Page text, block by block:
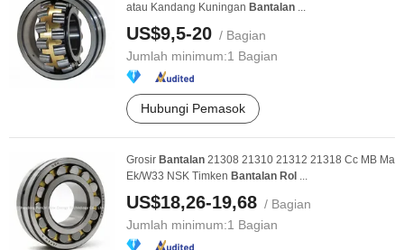
atau Kandang Kuningan Bantalan ...
US$9,5-20 / Bagian
Jumlah minimum:1 Bagian
Hubungi Pemasok
Grosir Bantalan 21308 21310 21312 21318 Cc MB Ma
Ek/W33 NSK Timken Bantalan Rol ...
US$18,26-19,68 / Bagian
Jumlah minimum:1 Bagian